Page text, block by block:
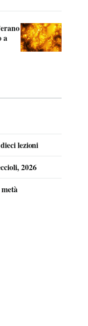
a
lezioni
2026